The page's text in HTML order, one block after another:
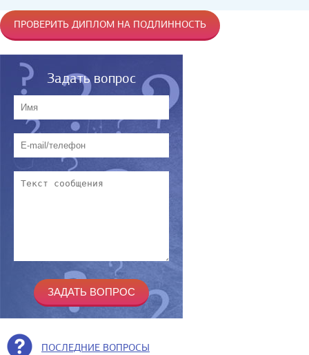
ПРОВЕРИТЬ ДИПЛОМ НА ПОДЛИННОСТЬ
Задать вопрос
ПОСЛЕДНИЕ ВОПРОСЫ